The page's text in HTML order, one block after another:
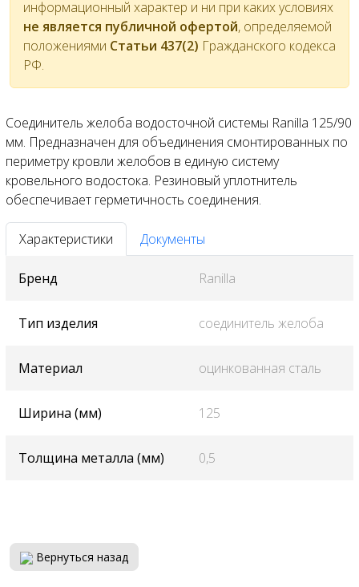
информационный характер и ни при каких условиях
не является публичной офертой, определяемой
положениями Статьи 437(2) Гражданского кодекса
РФ.
Соединитель желоба водосточной системы Ranilla 125/90
мм. Предназначен для объединения смонтированных по
периметру кровли желобов в единую систему
кровельного водостока. Резиновый уплотнитель
обеспечивает герметичность соединения.
Характеристики Документы
Бренд Ranilla
Тип изделия соединитель желоба
Материал оцинкованная сталь
Ширина (мм) 125
Толщина металла (мм) 0,5
Вернуться назад